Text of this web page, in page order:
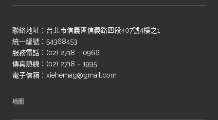
聯絡地址：台北市信義區信義路四段407號4樓之1
統一編號：54368453
服務電話：(02) 2718 – 0966
傳真熱線：(02) 2718 – 1995
電子信箱：xiehemag@gmail.com
地圖